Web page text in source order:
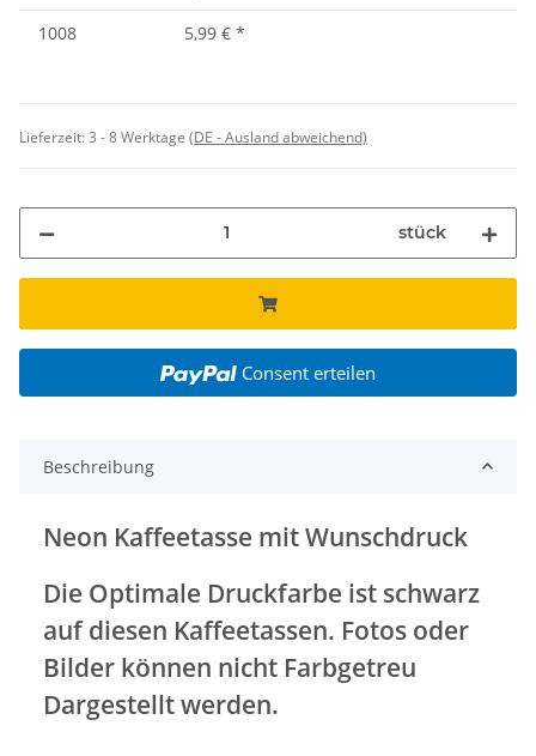
1008
5,99 € *
Lieferzeit:3 - 8 Werktage (DE - Ausland abweichend)
stück
Consent erteilen
Beschreibung
Neon Kaffeetasse mit Wunschdruck
Die Optimale Druckfarbe ist schwarz
auf diesen Kaffeetassen. Fotos oder
Bilder können nicht Farbgetreu
Dargestellt werden.